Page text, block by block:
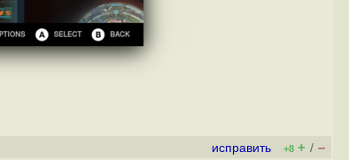
исправить +8 + / –